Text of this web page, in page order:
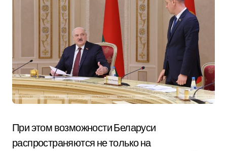
При этом возможности Беларуси
распространяются не только на